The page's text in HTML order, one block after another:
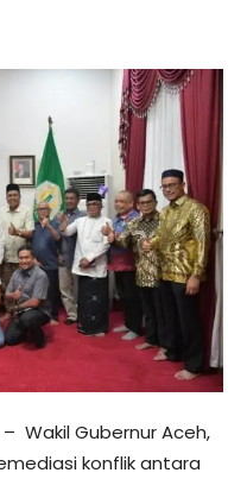
– Wakil Gubernur Aceh,
konflik antara